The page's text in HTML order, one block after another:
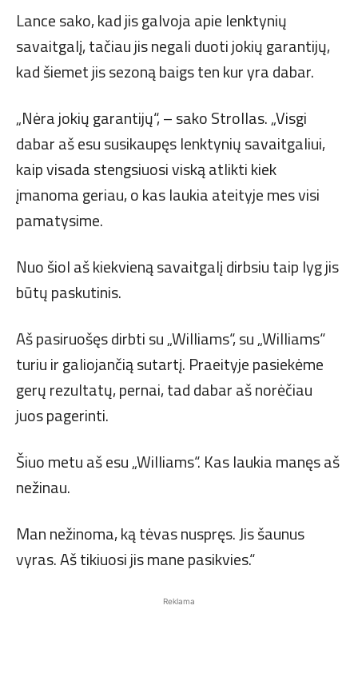
Lance sako, kad jis galvoja apie lenktynių
savaitgalį, tačiau jis negali duoti jokių garantijų,
kad šiemet jis sezoną baigs ten kur yra dabar.
„Nėra jokių garantijų“, – sako Strollas. „Visgi
dabar aš esu susikaupęs lenktynių savaitgaliui,
kaip visada stengsiuosi viską atlikti kiek
įmanoma geriau, o kas laukia ateityje mes visi
pamatysime.
Nuo šiol aš kiekvieną savaitgalį dirbsiu taip lyg jis
būtų paskutinis.
Aš pasiruošęs dirbti su „Williams“, su „Williams“
turiu ir galiojančią sutartį. Praeityje pasiekėme
gerų rezultatų, pernai, tad dabar aš norėčiau
juos pagerinti.
Šiuo metu aš esu „Williams“. Kas laukia manęs aš
nežinau.
Man nežinoma, ką tėvas nuspręs. Jis šaunus
vyras. Aš tikiuosi jis mane pasikvies.“
Reklama